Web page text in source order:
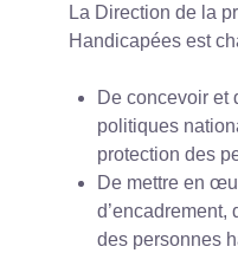
La Direction de la
Handicapées est
De concevoir et
politiques
protection des
De mettre en
d’encadrement,
des personnes